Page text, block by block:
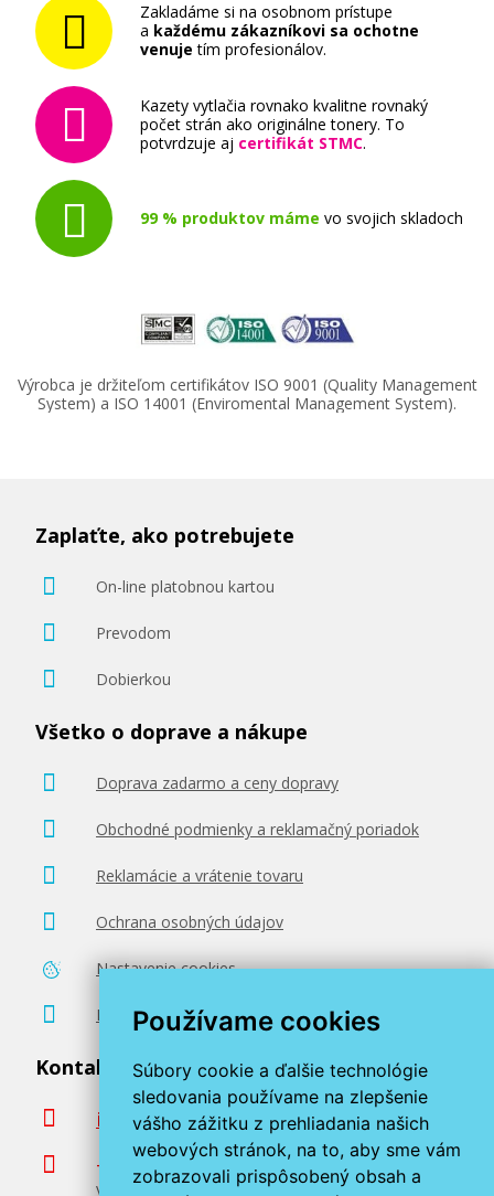
Používame cookies
Súbory cookie a ďalšie technológie
sledovania používame na zlepšenie
vášho zážitku z prehliadania našich
webových stránok, na to, aby sme vám
zobrazovali prispôsobený obsah a
Zakladáme si na osobnom prístupe
a každému zákazníkovi sa ochotne
venuje tím profesionálov.
Kazety vytlačia rovnako kvalitne rovnaký
počet strán ako originálne tonery. To
potvrdzuje aj certifikát STMC.
99 % produktov máme vo svojich skladoch
Výrobca je držiteľom certifikátov ISO 9001 (Quality Management
System) a ISO 14001 (Enviromental Management System).
Zaplaťte, ako potrebujete
On-line platobnou kartou
Prevodom
Dobierkou
Všetko o doprave a nákupe
Doprava zadarmo a ceny dopravy
Obchodné podmienky a reklamačný poriadok
Reklamácie a vrátenie tovaru
Ochrana osobných údajov
Nastavenie cookies
Poradenstvo zadarmo
Kontaktujte nás
info@miroluk.sk
+420 377 222 313
Volajte v pracovné dni od 8. do 17. hod.